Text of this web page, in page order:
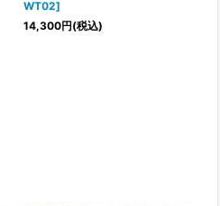
WT02]
14,300円(税込)